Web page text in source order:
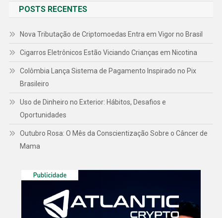
POSTS RECENTES
Nova Tributação de Criptomoedas Entra em Vigor no Brasil
Cigarros Eletrônicos Estão Viciando Crianças em Nicotina
Colômbia Lança Sistema de Pagamento Inspirado no Pix
Brasileiro
Uso de Dinheiro no Exterior: Hábitos, Desafios e
Oportunidades
Outubro Rosa: O Mês da Conscientização Sobre o Câncer de
Mama